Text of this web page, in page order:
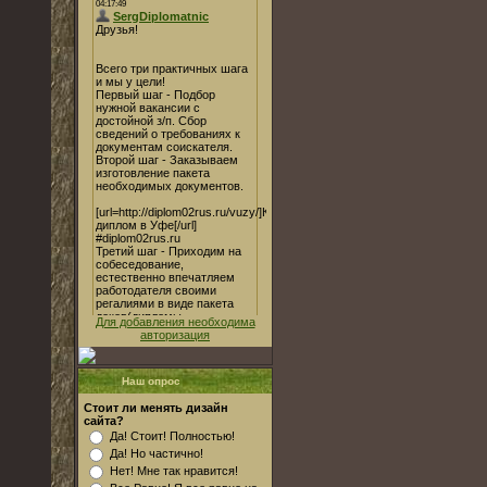
Для добавления необходима
авторизация
Наш опрос
Стоит ли менять дизайн
сайта?
Да! Стоит! Полностью!
Да! Но частично!
Нет! Мне так нравится!